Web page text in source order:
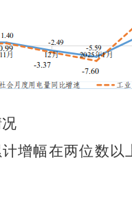
增幅在两位数以